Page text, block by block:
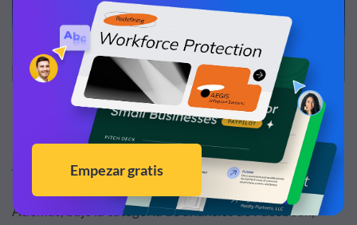
Anuncios de publicidad de Facebook
Además, bajo la categoría de anuncios de Facebook,